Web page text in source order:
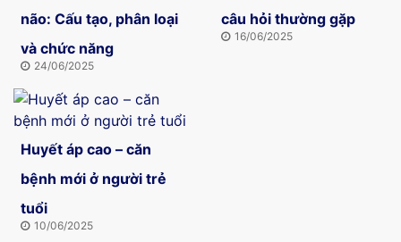
não: Cấu tạo, phân loại
và chức năng
24/06/2025
câu hỏi thường gặp
16/06/2025
Huyết áp cao – căn
bệnh mới ở người trẻ
tuổi
10/06/2025